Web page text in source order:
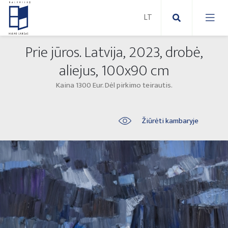
Nauji paveikslai
Abstraktūs paveikslai
Modernūs paveikslai
Paveikslai ant drobės
Paveikslai ant popieriaus
Naujos skulptūros
Liaudies skulptūros
Parodos 2025
Prie jūros. Latvija, 2023, drobė,
aliejus, 100x90 cm
Kaina 1300 Eur. Dėl pirkimo teirautis.
Žiūrėti kambaryje